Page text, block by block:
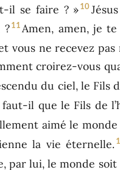
il se faire ? »10
? 11Amen, amen, je
vous ne recevez
croirez-vous
du ciel, le Fils
il que le Fils de
aimé le
la vie éternelle.
par lui, le monde soit